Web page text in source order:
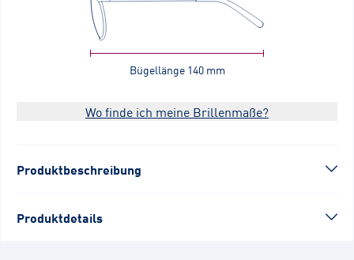
Bügellänge 140 mm
Wo finde ich meine Brillenmaße?
Produktbeschreibung
Produktdetails